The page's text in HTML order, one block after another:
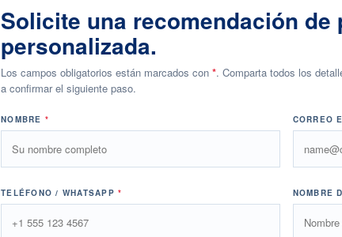
Solicite una recomendación de
personalizada.
Los campos obligatorios están marcados con*. Comparta todos los
a confirmar el siguiente paso.
NOMBRE * CORREO
TELÉFONO / WHATSAPP* NOMBRE